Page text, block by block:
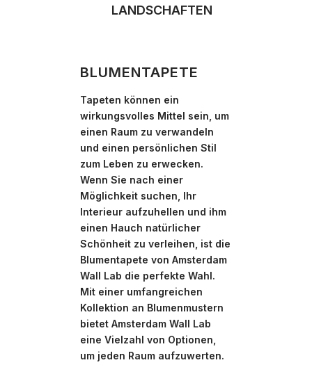
LANDSCHAFTEN
BLUMENTAPETE
Tapeten können ein
wirkungsvolles Mittel sein, um
einen Raum zu verwandeln
und einen persönlichen Stil
zum Leben zu erwecken.
Wenn Sie nach einer
Möglichkeit suchen, Ihr
Interieur aufzuhellen und ihm
einen Hauch natürlicher
Schönheit zu verleihen, ist die
Blumentapete von Amsterdam
Wall Lab die perfekte Wahl.
Mit einer umfangreichen
Kollektion an Blumenmustern
bietet Amsterdam Wall Lab
eine Vielzahl von Optionen,
um jeden Raum aufzuwerten.